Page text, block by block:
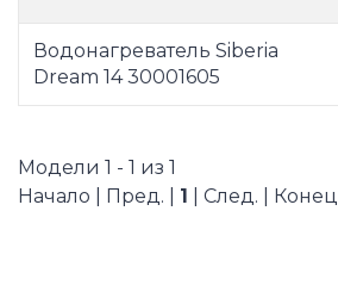
Водонагреватель Siberia
Dream 14 30001605
Модели 1 - 1 из 1
Начало | Пред. | 1 | След. | Конец